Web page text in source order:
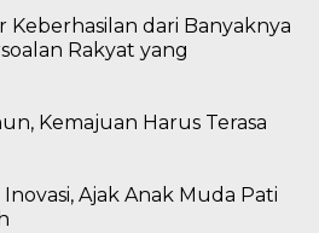
Keberhasilan dari Banyaknya
Rakyat yang
Kemajuan Harus Terasa
Ajak Anak Muda Pati